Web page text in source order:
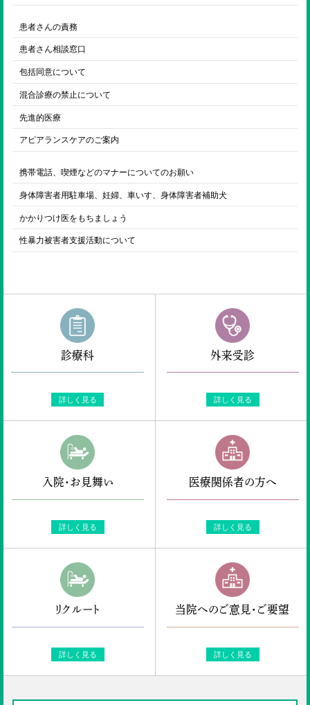
患者さんの責務
患者さん相談窓口
包括同意について
混合診療の禁止について
先進的医療
アピアランスケアのご案内
携帯電話、喫煙などのマナーについてのお願い
身体障害者用駐車場、妊婦、車いす、身体障害者補助犬
かかりつけ医をもちましょう
性暴力被害者支援活動について
診療科
詳しく見る
外来受診
詳しく見る
入院・お見舞い
詳しく見る
医療関係者の方へ
詳しく見る
リクルート
詳しく見る
当院へのご意見・ご要望
詳しく見る